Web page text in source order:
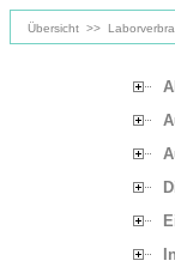
Übersicht >>